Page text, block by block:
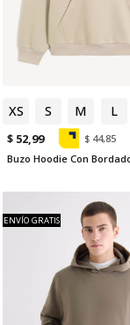
XS S M L
$ 52,99
$ 44,85
ENVÍO GRATIS